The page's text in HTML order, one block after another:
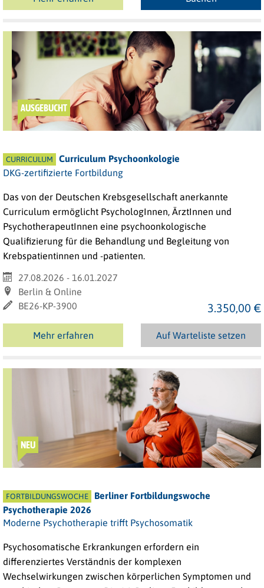
AUSGEBUCHT
CURRICULUM
Curriculum Psychoonkologie
DKG-zertifizierte Fortbildung
Das von der Deutschen Krebsgesellschaft anerkannte
Curriculum ermöglicht PsychologInnen, ÄrztInnen und
PsychotherapeutInnen eine psychoonkologische
Qualifizierung für die Behandlung und Begleitung von
Krebspatientinnen und -patienten.
27.08.2026 - 16.01.2027
Berlin & Online
BE26-KP-3900
3.350,00 €
Mehr erfahren Auf Warteliste setzen
NEU
FORTBILDUNGSWOCHE
Berliner Fortbildungswoche
Psychotherapie 2026
Moderne Psychotherapie trifft Psychosomatik
Psychosomatische Erkrankungen erfordern ein
differenziertes Verständnis der komplexen
Wechselwirkungen zwischen körperlichen Symptomen und